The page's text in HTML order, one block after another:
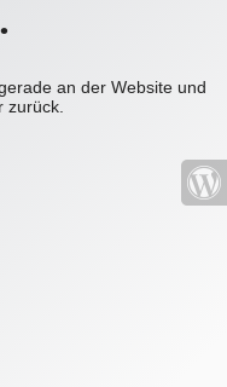
an der Website und
zurück.